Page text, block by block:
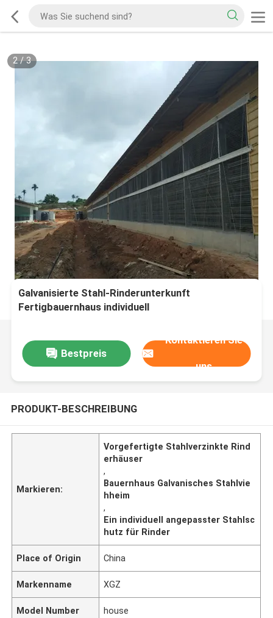
2/3
Galvanisierte Stahl-Rinderunterkunft
Fertigbauernhaus individuell
Bestpreis
Kontaktieren Sie
uns
PRODUKT-BESCHREIBUNG
Markieren:
Vorgefertigte Stahlverzinkte Rind
erhäuser
,
Bauernhaus Galvanisches Stahlvie
hheim
,
Ein individuell angepasster Stahlsc
hutz für Rinder
Place of Origin China
Markenname XGZ
Model Number house